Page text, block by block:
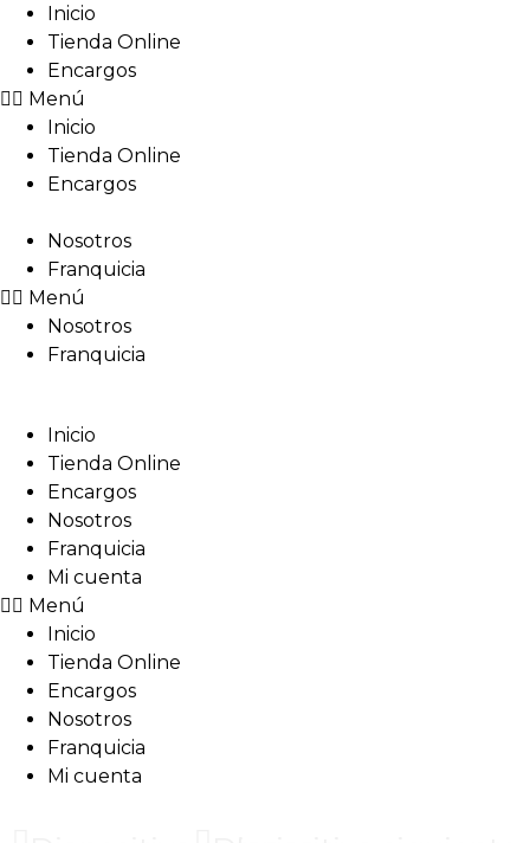
Inicio
Tienda Online
Encargos
Menú
Inicio
Tienda Online
Encargos
Nosotros
Franquicia
Menú
Nosotros
Franquicia
Inicio
Tienda Online
Encargos
Nosotros
Franquicia
Mi cuenta
Menú
Inicio
Tienda Online
Encargos
Nosotros
Franquicia
Mi cuenta